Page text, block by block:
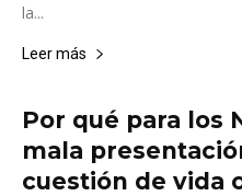
la...
Leer más
Por qué para los
mala
cuestión de vida